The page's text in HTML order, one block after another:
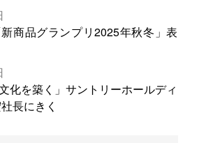
商品グランプリ2025年秋冬」表
化を築く」サントリーホールディ
長にきく